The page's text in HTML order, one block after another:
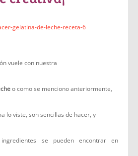
vuele con nuestra
o como se menciono anteriormente,
lo viste, son sencillas de hacer, y
se pueden encontrar en